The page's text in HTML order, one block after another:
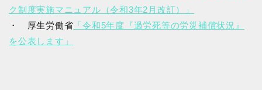
ク制度実施マニュアル（令和3年2月改訂）」
・ 厚生労働省 「令和5年度『過労死等の労災補償状況』
を公表します」